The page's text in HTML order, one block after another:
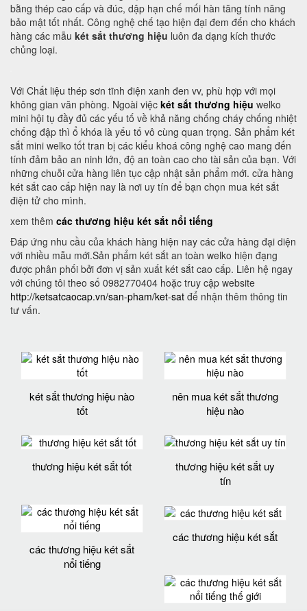
bằng thép cao cấp và đúc, dập hạn chế mối hàn tăng tính năng
bảo mật tốt nhất. Công nghệ chế tạo hiện đại đem đến cho khách
hàng các mẫu két sắt thương hiệu luôn đa dạng kích thước
chủng loại.
Với Chất liệu thép sơn tĩnh điện xanh đen vv, phù hợp với mọi
không gian văn phòng. Ngoài việc két sắt thương hiệu welko
mini hội tụ đầy đủ các yếu tố về khả năng chống cháy chống nhiệt
chống đập thì ổ khóa là yếu tố vô cùng quan trọng. Sản phẩm két
sắt mini welko tốt tran bị các kiểu khoá công nghệ cao mang đến
tính đảm bảo an ninh lớn, độ an toàn cao cho tài sản của bạn. Với
những chuỗi cửa hàng liên tục cập nhật sản phẩm mới. cửa hàng
két sắt cao cấp hiện nay là nơi uy tín để bạn chọn mua két sắt
điện tử cho mình.
xem thêm các thương hiệu két sắt nổi tiếng
Đáp ứng nhu cầu của khách hàng hiện nay các cửa hàng đại diện
với nhiều mẫu mới.Sản phẩm két sắt an toàn welko hiện đạng
được phân phối bởi đơn vị sản xuất két sắt cao cấp. Liên hệ ngay
với chúng tôi theo số 0982770404 hoặc truy cập website
http://ketsatcaocap.vn/san-pham/ket-sat để nhận thêm thông tin
tư vấn.
két sắt thương hiệu nào
tốt
nên mua két sắt thương
hiệu nào
thương hiệu két sắt tốt
thương hiệu két sắt uy
tín
các thương hiệu két sắt
nổi tiếng
các thương hiệu két sắt